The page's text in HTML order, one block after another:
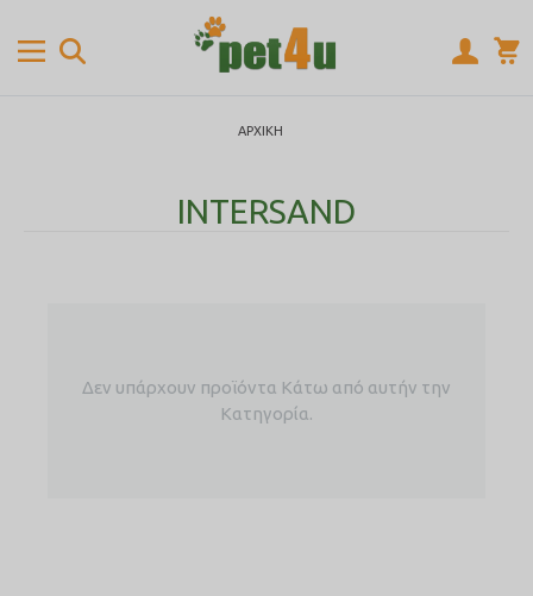
ΑΡΧΙΚΉ
INTERSAND
Δεν υπάρχουν προϊόντα Κάτω από αυτήν την
Κατηγορία.